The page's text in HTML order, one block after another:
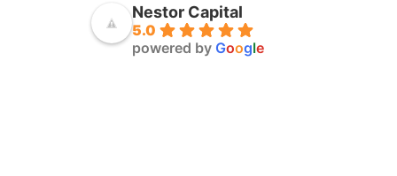
Nestor Capital
5.0
powered by Google